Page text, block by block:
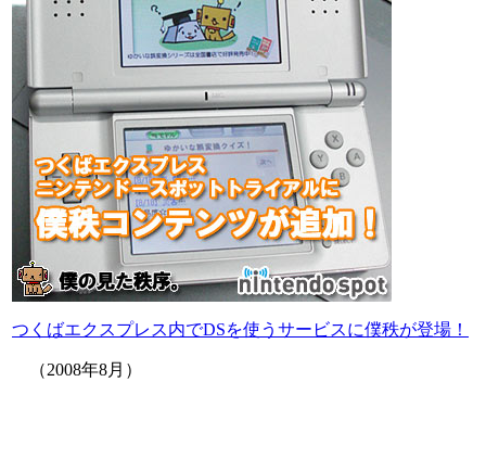
つくばエクスプレス内でDSを使うサービスに僕秩が登場！
（2008年8月）